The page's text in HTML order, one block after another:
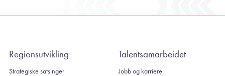
Regionsutvikling
Strategiske satsinger
Talentsamarbeidet
Jobb og karriere